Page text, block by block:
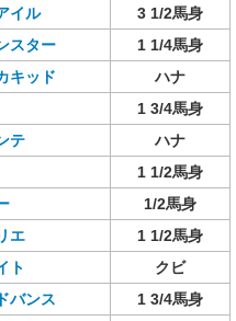
イル
3 1/2馬身
スター
1 1/4馬身
キッド
ハナ
ー
1 3/4馬身
ンテ
ハナ
ア
1 1/2馬身
ァー
1/2馬身
リエ
1 1/2馬身
イト
クビ
バンス
1 3/4馬身